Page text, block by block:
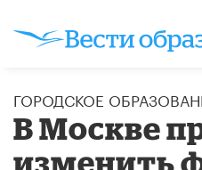
ГОРОДСКОЕ
В Москве
изменить